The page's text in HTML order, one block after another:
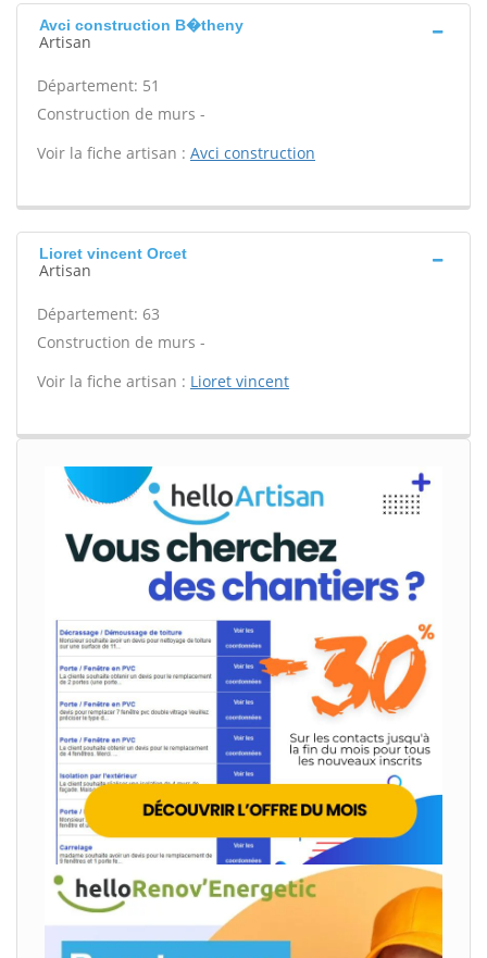
Avci construction B�theny
Artisan
Département: 51
Construction de murs -
Voir la fiche artisan : Avci construction
Lioret vincent Orcet
Artisan
Département: 63
Construction de murs -
Voir la fiche artisan : Lioret vincent